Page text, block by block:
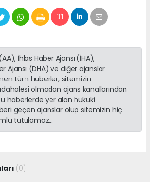
İhlas Haber Ajansı (İHA),
Ajansı (DHA) ve diğer ajanslar
tüm haberler, sitemizin
olmadan ajans kanallarından
haberlerde yer alan hukuki
geçen ajanslar olup sitemizin hiç
tutulamaz...
(0)